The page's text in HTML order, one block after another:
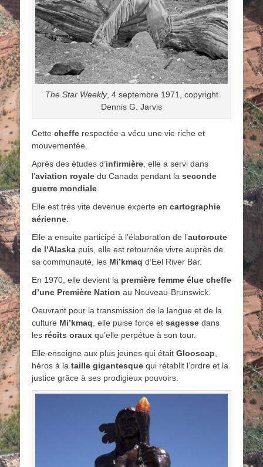
The Star Weekly, 4 septembre 1971, copyright
Dennis G. Jarvis
Cette cheffe respectée a vécu une vie riche et
mouvementée.
Après des études d’infirmière, elle a servi dans
l’aviation royale du Canada pendant la seconde
guerre mondiale.
Elle est très vite devenue experte en cartographie
aérienne.
Elle a ensuite participé à l’élaboration de l’autoroute
de l’Alaska puis, elle est retournée vivre auprès de
sa communauté, les Mi’kmaq d’Eel River Bar.
En 1970, elle devient la première femme élue cheffe
d’une Première Nation au Nouveau-Brunswick.
Oeuvrant pour la transmission de la langue et de la
culture Mi’kmaq, elle puise force et sagesse dans
les récits oraux qu’elle perpétue à son tour.
Elle enseigne aux plus jeunes qui était Glooscap,
héros à la taille gigantesque qui rétablit l’ordre et la
justice grâce à ses prodigieux pouvoirs.